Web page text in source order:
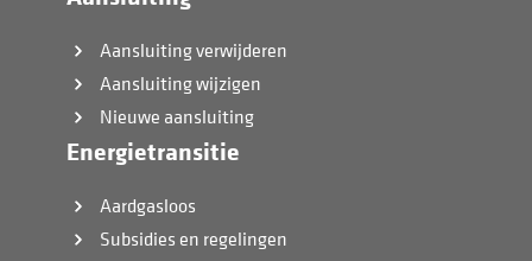
Aansluiting verwijderen
Aansluiting wijzigen
Nieuwe aansluiting
Energietransitie
Aardgasloos
Subsidies en regelingen